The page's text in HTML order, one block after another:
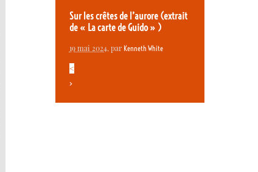
Sur les crêtes de l’aurore (extrait
de « La carte de Guido » )
19 mai 2024, par Kenneth White
<
>